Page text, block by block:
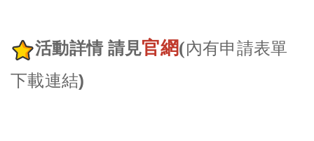
活動詳情 請見官網(內有申請表單
下載連結)